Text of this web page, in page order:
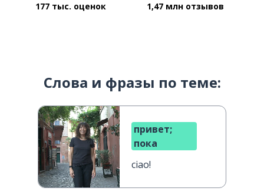
177 тыс. оценок 1,47 млн отзывов
Слова и фразы по теме:
привет;
пока
ciao!